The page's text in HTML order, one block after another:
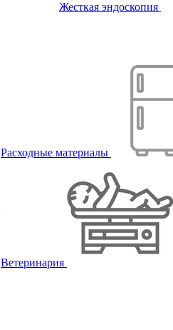
Жесткая эндоскопия
Расходные материалы
Ветеринария